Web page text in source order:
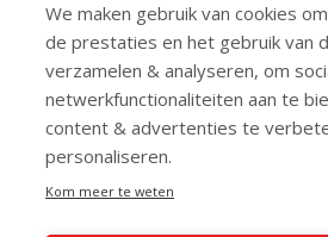
We maken gebruik van cookies
de prestaties en het gebruik van
verzamelen & analyseren, om
netwerkfunctionaliteiten aan te
content & advertenties te
personaliseren.
Kom meer te weten
Info en service
FAQ
Doneren
Privacy
Voorwaarden
Meedoen